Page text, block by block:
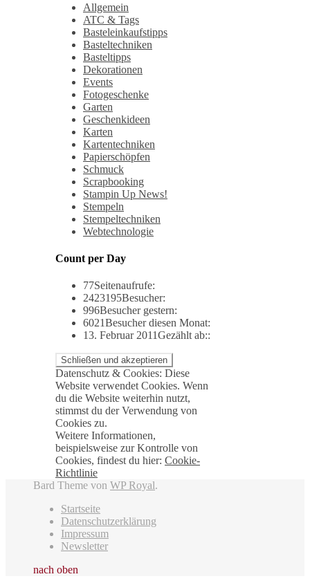
Allgemein
ATC & Tags
Basteleinkaufstipps
Basteltechniken
Basteltipps
Dekorationen
Events
Fotogeschenke
Garten
Geschenkideen
Karten
Kartentechniken
Papierschöpfen
Schmuck
Scrapbooking
Stampin Up News!
Stempeln
Stempeltechniken
Webtechnologie
Count per Day
77Seitenaufrufe:
2423195Besucher:
996Besucher gestern:
6021Besucher diesen Monat:
13. Februar 2011Gezählt ab::
Datenschutz & Cookies: Diese
Website verwendet Cookies. Wenn
du die Website weiterhin nutzt,
stimmst du der Verwendung von
Cookies zu.
Weitere Informationen,
beispielsweise zur Kontrolle von
Cookies, findest du hier: Cookie-
Richtlinie
Bard Theme von WP Royal.
Startseite
Datenschutzerklärung
Impressum
Newsletter
nach oben